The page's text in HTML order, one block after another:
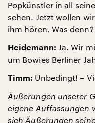
Popkünstler in all
sehen. Jetzt wollen
ihm hören. Was
Heidemann: Ja. Wir
um Bowies Berliner
Timm: Unbedingt! –
Äußerungen unserer
eigene Auffassungen
sich Äußerungen